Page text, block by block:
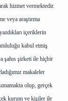
hizmet vermektedir.
veya araştırma
içeriklerin
kabul etmiş
şahıs şirketi ile hiçbir
makaleler
olup, gerçek
kurum ve kişiler ile